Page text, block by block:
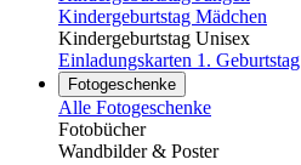
Kindergeburtstag Mädchen
Kindergeburtstag Unisex
Einladungskarten 1. Geburtstag
Fotogeschenke
Alle Fotogeschenke
Fotobücher
Wandbilder & Poster